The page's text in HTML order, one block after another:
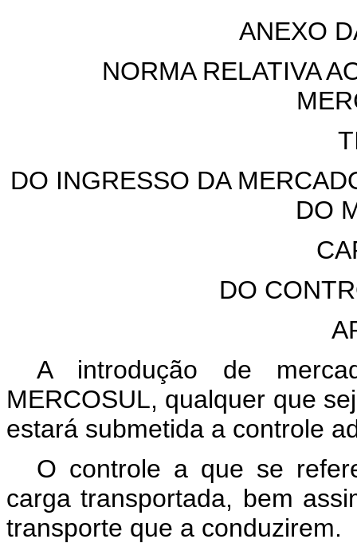
ANEXO
NORMA RELATIVA
DO INGRESSO DA
DO
DO
A introdução de
MERCOSUL, qualquer que
estará submetida a controle
O controle a que se
carga transportada, bem
transporte que a conduzirem.